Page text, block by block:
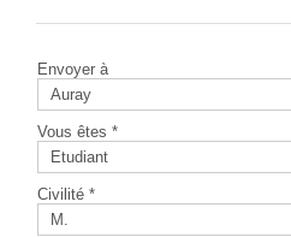
Envoyer à
Auray
Vous êtes *
Etudiant
Civilité *
M.